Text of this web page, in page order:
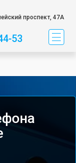
проспект, 47А
53